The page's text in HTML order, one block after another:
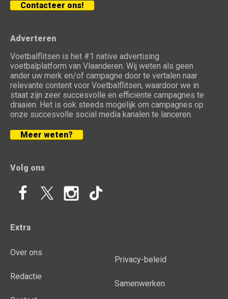
Contacteer ons!
Adverteren
Voetbalflitsen is het #1 native advertising
voetbalplatform van Vlaanderen. Wij weten als geen
ander uw merk en/of campagne door te vertalen naar
relevante content voor Voetbalflitsen, waardoor we in
staat zijn zeer succesvolle en efficiënte campagnes te
draaien. Het is ook steeds mogelijk om campagnes op
onze succesvolle social media kanalen te lanceren.
Meer weten?
Volg ons
Extra
Over ons
Redactie
Privacy-beleid
Samenwerken